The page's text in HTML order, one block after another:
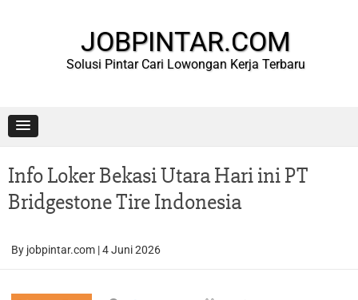
JOBPINTAR.COM
Solusi Pintar Cari Lowongan Kerja Terbaru
Info Loker Bekasi Utara Hari ini PT
Bridgestone Tire Indonesia
By jobpintar.com |4 Juni 2026